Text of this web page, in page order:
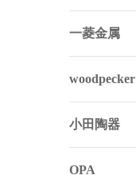
一菱金属
woodpecker
小田陶器
OPA